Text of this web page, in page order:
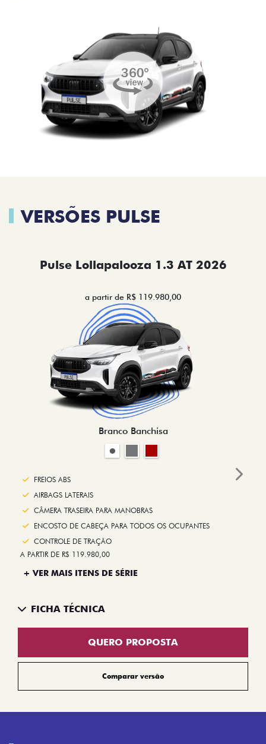
VERSÕES PULSE
Pulse Lollapalooza 1.3 AT 2026
a partir de R$ 119.980,00
Branco Banchisa
FREIOS ABS
AIRBAGS LATERAIS
CÂMERA TRASEIRA PARA MANOBRAS
ENCOSTO DE CABEÇA PARA TODOS OS OCUPANTES
CONTROLE DE TRAÇÃO
A PARTIR DE R$ 119.980,00
+ VER MAIS ITENS DE SÉRIE
FICHA TÉCNICA
QUERO PROPOSTA
Comparar versão
Next